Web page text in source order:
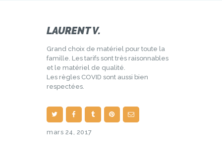
ATELIER
GALERIE
AVIS
CONTACT
LAURENT V.
Grand choix de matériel pour toute la
famille. Les tarifs sont très raisonnables
et le matériel de qualité.
Les règles COVID sont aussi bien
respectées.
mars 24, 2017